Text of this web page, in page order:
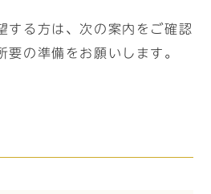
する方は、次の案内をご確認
要の準備をお願いします。